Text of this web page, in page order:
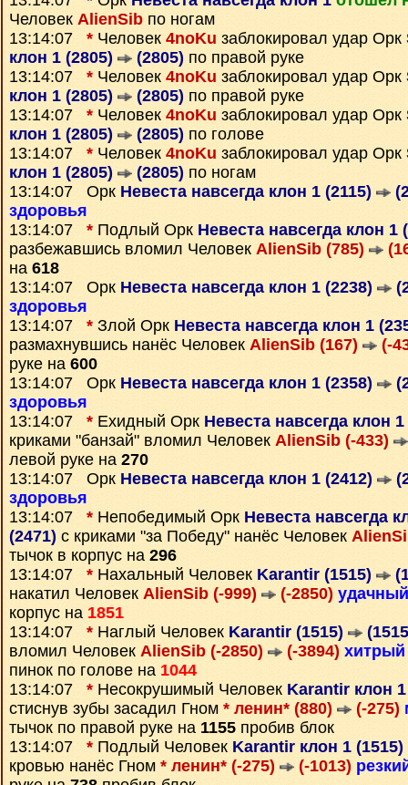
Человек AlienSib по ногам
13:14:07 * Человек 4noKu заблокировал удар Орк
клон 1 (2805)
(2805) по правой руке
13:14:07 * Человек 4noKu заблокировал удар Орк
клон 1 (2805)
(2805) по правой руке
13:14:07 * Человек 4noKu заблокировал удар Орк
клон 1 (2805)
(2805) по голове
13:14:07 * Человек 4noKu заблокировал удар Орк
клон 1 (2805)
(2805) по ногам
13:14:07 Орк Невеста навсегда клон 1 (2115)
здоровья
13:14:07 * Подлый Орк Невеста навсегда клон 1
разбежавшись вломил Человек AlienSib (785)
на 618
13:14:07 Орк Невеста навсегда клон 1 (2238)
здоровья
13:14:07 * Злой Орк Невеста навсегда клон 1
размахнувшись нанёс Человек AlienSib (167)
(-
руке на 600
13:14:07 Орк Невеста навсегда клон 1 (2358)
здоровья
13:14:07 * Ехидный Орк Невеста навсегда клон
криками "банзай" вломил Человек AlienSib (-433)
левой руке на 270
13:14:07 Орк Невеста навсегда клон 1 (2412)
здоровья
13:14:07 * Непобедимый Орк Невеста навсегда
(2471) с криками "за Победу" нанёс Человек
тычок в корпус на 296
13:14:07 * Нахальный Человек Karantir (1515)
накатил Человек AlienSib (-999) (-2850) удачный
корпус на 1851
13:14:07 * Наглый Человек Karantir (1515)
вломил Человек AlienSib (-2850) (-3894) хитрый
пинок по голове на 1044
13:14:07 * Несокрушимый Человек Karantir клон
стиснув зубы засадил Гном * ленин* (880) (-275)
тычок по правой руке на 1155 пробив блок
13:14:07 * Подлый Человек Karantir клон 1 (1515)
кровью нанёс Гном * ленин* (-275) (-1013)